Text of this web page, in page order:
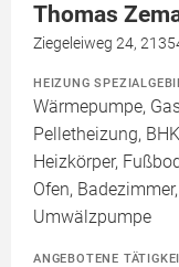
Thomas
Ziegeleiweg 24,
HEIZUNG
Wärmepumpe,
Pelletheizung,
Heizkörper,
Ofen,
Umwälzpumpe
ANGEBOTENE